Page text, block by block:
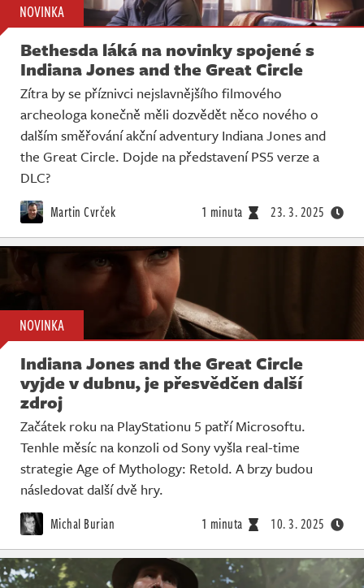
NOVINKA
Bethesda láká na novinky spojené s
Indiana Jones and the Great Circle
Zítra by se příznivci nejslavnějšího filmového
archeologa konečně měli dozvědět něco nového o
dalším směřování akční adventury Indiana Jones and
the Great Circle. Dojde na představení PS5 verze a
DLC?
Martin Cvrček 1 minuta 23. 3. 2025
NOVINKA
Indiana Jones and the Great Circle
vyjde v dubnu, je přesvědčen další
zdroj
Začátek roku na PlayStationu 5 patří Microsoftu.
Tenhle měsíc na konzoli od Sony vyšla real-time
strategie Age of Mythology: Retold. A brzy budou
následovat další dvě hry.
Michal Burian 1 minuta 10. 3. 2025